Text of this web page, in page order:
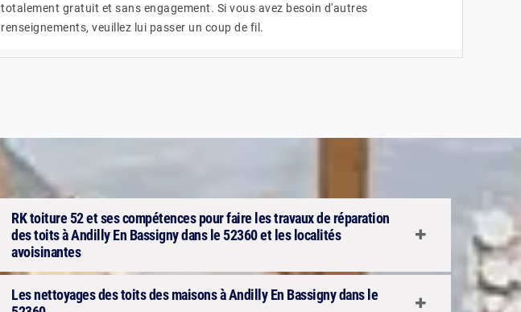
totalement gratuit et sans engagement. Si vous avez besoin d'autres
renseignements, veuillez lui passer un coup de fil.
RK toiture 52 et ses compétences pour faire les travaux de réparation
des toits à Andilly En Bassigny dans le 52360 et les localités
avoisinantes
Les nettoyages des toits des maisons à Andilly En Bassigny dans le